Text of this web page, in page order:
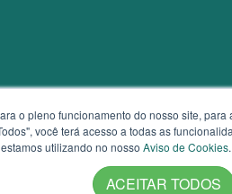
o pleno funcionamento do nosso site,
você terá acesso a todas as
utilizando no nosso Aviso de Cookies.
ACEITAR TODOS